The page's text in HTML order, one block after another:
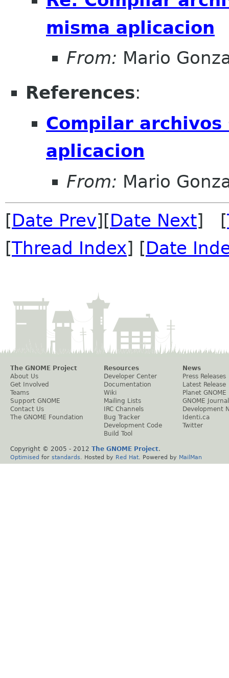
misma aplicacion
From: Mario
References:
Compilar
aplicacion
From: Mario
[Date Prev][Date Next] [
[Thread Index] [Date
The GNOME Project
About Us
Get Involved
Teams
Support GNOME
Contact Us
The GNOME Foundation
Resources
Developer Center
Documentation
Wiki
Mailing Lists
IRC Channels
Bug Tracker
Development Code
Build Tool
News
Press Releases
Latest Release
Planet GNOME
GNOME Journal
Development
Identi.ca
Twitter
Copyright © 2005 - 2012 The GNOME Project.
Optimised for standards . Hosted by Red Hat . Powered by MailMan